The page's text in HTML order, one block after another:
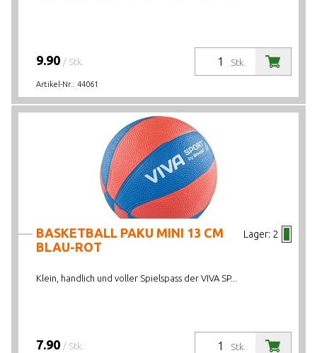
Stk.
9.90 / Stk.
Artikel-Nr.: 44061
Lager: 2
BASKETBALL PAKU MINI 13 CM
BLAU-ROT
Klein, handlich und voller Spielspass der VIVA SP...
Stk.
7.90 / Stk.